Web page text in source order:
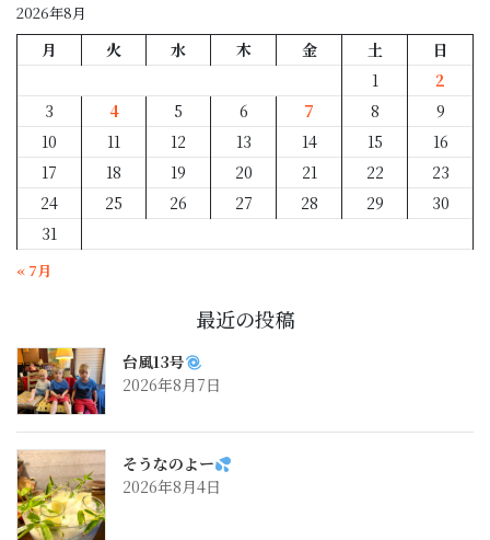
2026年8月
月 火 水 木 金 土
日
1
2
3
4 5 6 7 8
9
10
11 12 13 14 15
16
17
18 19 20 21 22
23
24
25 26 27 28 29
30
31
« 7月
最近の投稿
台風13号
2026年8月7日
そうなのよー
2026年8月4日